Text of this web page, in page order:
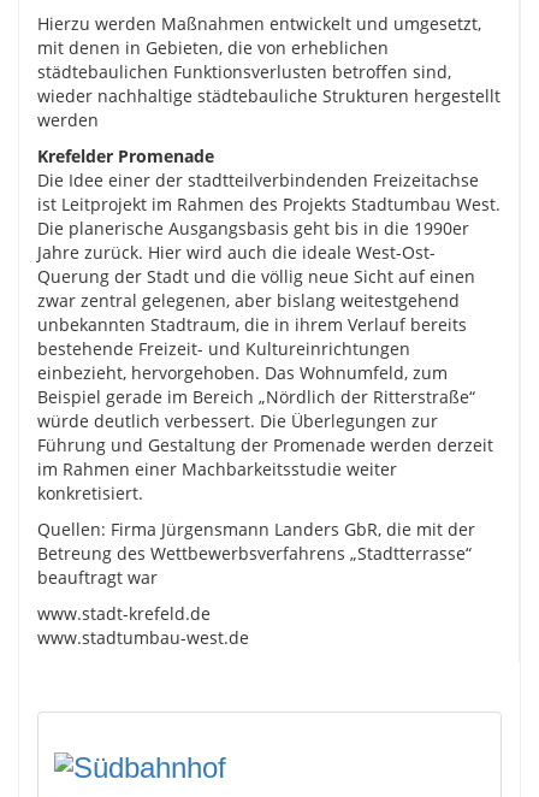
Hierzu werden Maßnahmen entwickelt und umgesetzt,
mit denen in Gebieten, die von erheblichen
städtebaulichen Funktionsverlusten betroffen sind,
wieder nachhaltige städtebauliche Strukturen hergestellt
werden
Krefelder Promenade
Die Idee einer der stadtteilverbindenden Freizeitachse
ist Leitprojekt im Rahmen des Projekts Stadtumbau West.
Die planerische Ausgangsbasis geht bis in die 1990er
Jahre zurück. Hier wird auch die ideale West-Ost-
Querung der Stadt und die völlig neue Sicht auf einen
zwar zentral gelegenen, aber bislang weitestgehend
unbekannten Stadtraum, die in ihrem Verlauf bereits
bestehende Freizeit- und Kultureinrichtungen
einbezieht, hervorgehoben. Das Wohnumfeld, zum
Beispiel gerade im Bereich „Nördlich der Ritterstraße“
würde deutlich verbessert. Die Überlegungen zur
Führung und Gestaltung der Promenade werden derzeit
im Rahmen einer Machbarkeitsstudie weiter
konkretisiert.
Quellen: Firma Jürgensmann Landers GbR, die mit der
Betreung des Wettbewerbsverfahrens „Stadtterrasse“
beauftragt war
www.stadt-krefeld.de
www.stadtumbau-west.de